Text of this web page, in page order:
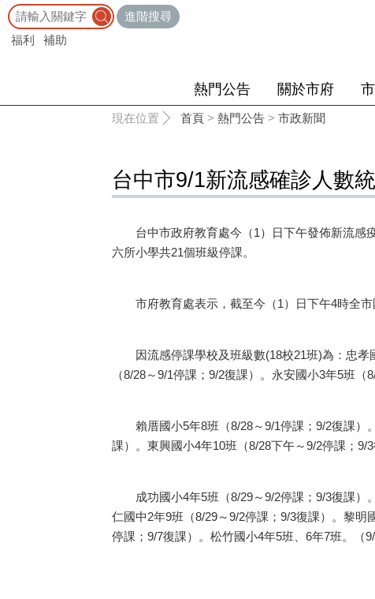
進階搜尋
福利
補助
熱門公告 關於市府
現在位置 首頁 > 熱門公告 > 市政新聞
台中市9/1新流感確診人數
台中市政府教育處今（1）日下午發佈新流感疫
六所小學共21個班級停課。
市府教育處表示，截至今（1）日下午4時全市
因流感停課學校及班級數(18校21班)為：忠孝
（8/28～9/1停課；9/2復課）。永安國小3年5班
賴厝國小5年8班（8/28～9/1停課；9/2復課）
課）。東興國小4年10班（8/28下午～9/2停課；9/
成功國小4年5班（8/29～9/2停課；9/3復課）
仁國中2年9班（8/29～9/2停課；9/3復課）。黎
停課；9/7復課）。松竹國小4年5班、6年7班。（